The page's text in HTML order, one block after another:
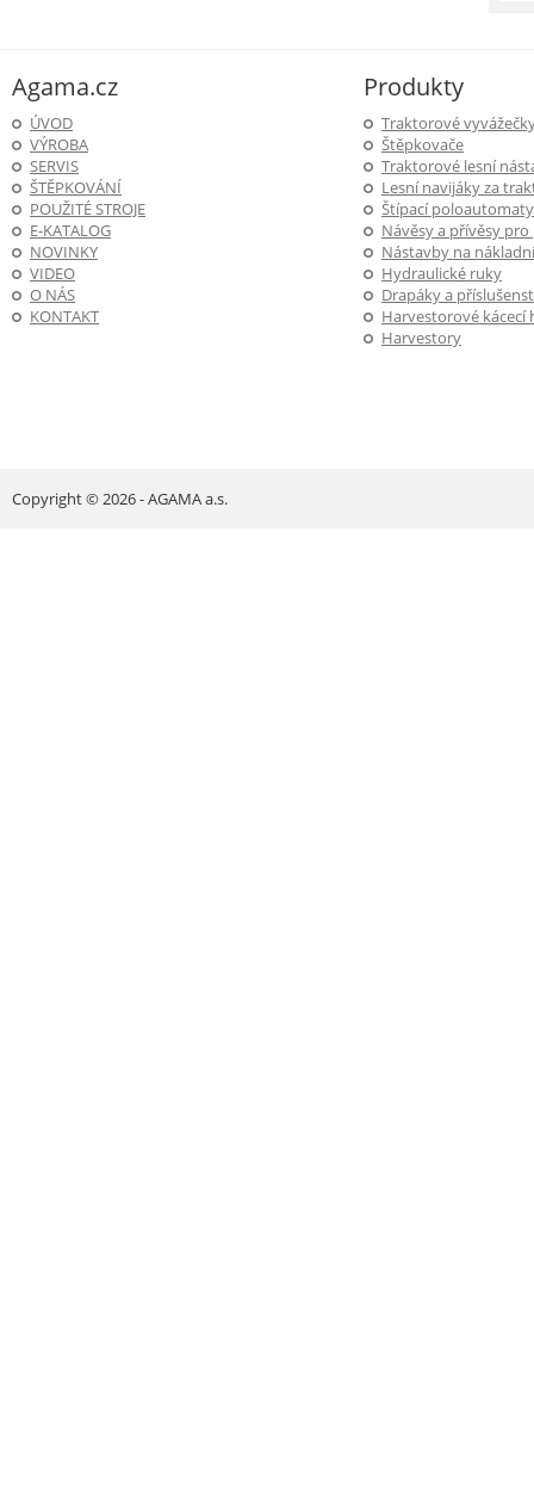
Agama.cz
ÚVOD
VÝROBA
SERVIS
ŠTĚPKOVÁNÍ
POUŽITÉ STROJE
E-KATALOG
NOVINKY
VIDEO
O NÁS
KONTAKT
Produkty
Traktorové
Štěpkovače
Traktorové lesní
Lesní navijáky za
Štípací poloautomaty
Návěsy a přívěsy
Nástavby na
Hydraulické ruky
Drapáky a
Harvestorové kácecí
Harvestory
Copyright © 2026 - AGAMA a.s.